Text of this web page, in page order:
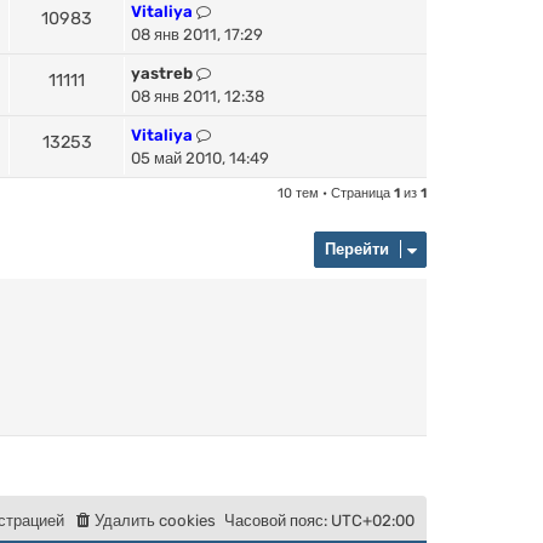
10983
Vitaliya
08 янв 2011, 17:29
11111
yastreb
08 янв 2011, 12:38
13253
Vitaliya
05 май 2010, 14:49
10 тем • Страница 1 из 1
Перейти
Часовой пояс: UTC+02:00
Удалить cookies
трацией